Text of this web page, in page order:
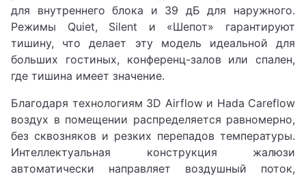
для внутреннего блока и 39 дБ для наружного.
Режимы Quiet, Silent и «Шепот» гарантируют
тишину, что делает эту модель идеальной для
больших гостиных, конференц-залов или спален,
где тишина имеет значение.
Благодаря технологиям 3D Airflow и Hada Careflow
воздух в помещении распределяется равномерно,
без сквозняков и резких перепадов температуры.
Интеллектуальная конструкция жалюзи
автоматически направляет воздушный поток,